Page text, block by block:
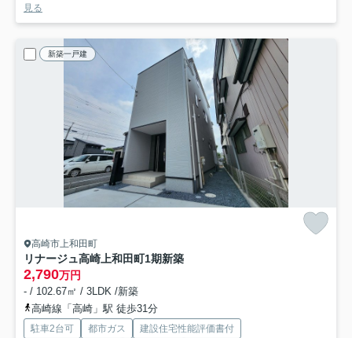
見る
新築一戸建
高崎市上和田町
リナージュ高崎上和田町1期新築
2,790万円
- / 102.67㎡ / 3LDK /新築
高崎線「高崎」駅 徒歩31分
駐車2台可 都市ガス
建設住宅性能評価書付